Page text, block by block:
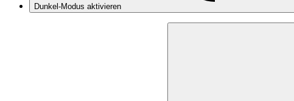
Dunkel-Modus aktivieren